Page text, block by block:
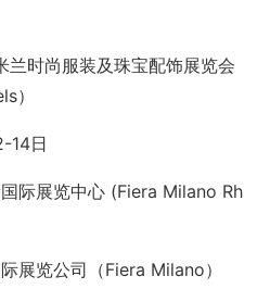
时尚服装及珠宝配饰展览会
）
14日
际展览中心 (Fiera Milano Rh
展览公司（Fiera Milano）